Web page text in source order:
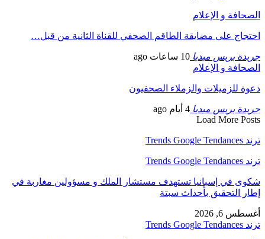
الصحافة و الإعلام
احتجاج على مضايقة الطاقم الصحفي للقناة الثانية من قبل…
جريدة بريس ميديا 10 ساعات ago
الصحافة و الإعلام
دعوة للزميلات والزملاء الصحفيون
جريدة بريس ميديا 4 أيام ago
Load More Posts
ترند Trends Google Tendances
ترند Trends Google Tendances
شكوى في إسبانيا تستهدف مستشار الملك و مسؤولين مغاربة في
إطار التحقيق بأحداث سبتة
أغسطس 6, 2026
ترند Trends Google Tendances